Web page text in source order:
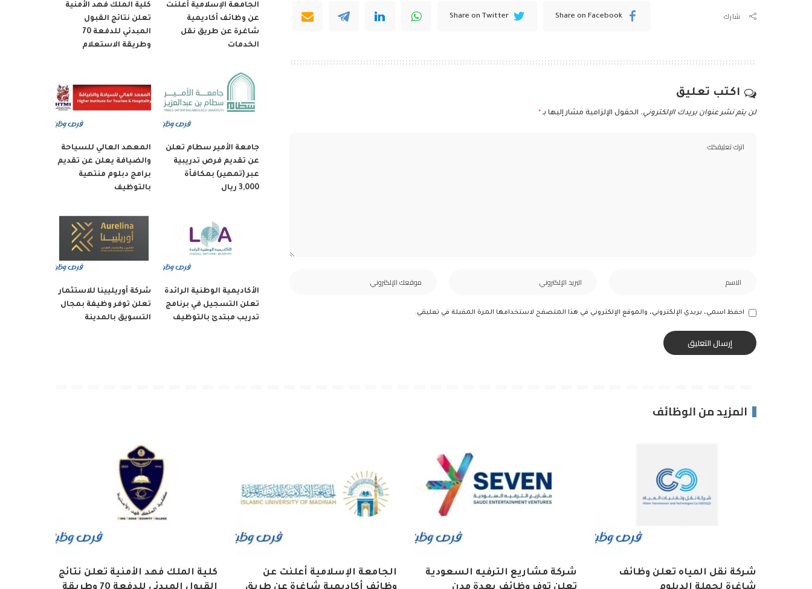
شارك Share on Facebook
Share on Twitter
اكتب تعليق
لن يتم نشر عنوان بريدك الإلكتروني. الحقول الإلزامية مشار إليها بـ *
احفظ اسمي، بريدي الإلكتروني، والموقع الإلكتروني في هذا المتصفح لاستخدامها المرة المقبلة في تعليقي.
الجامعة الإسلامية أعلنت
عن وظائف أكاديمية
شاغرة عن طريق نقل
الخدمات
كلية الملك فهد الأمنية
تعلن نتائج القبول
المبدئي للدفعة 70
وطريقة الاستعلام
جامعة الأمير سطام تعلن
عن تقديم فرص تدريبية
عبر (تمهير) بمكافأة
3,000 ريال
المعهد العالي للسياحة
والضيافة يعلن عن تقديم
برامج دبلوم منتهية
بالتوظيف
الأكاديمية الوطنية الرائدة
تعلن التسجيل في برنامج
تدريب مبتدئ بالتوظيف
شركة أوريليينا للاستثمار
تعلن توفر وظيفة بمجال
التسويق بالمدينة
المزيد من الوظائف
شركة نقل المياه تعلن وظائف
شركة مشاريع الترفيه السعودية
الجامعة الإسلامية أعلنت عن
كلية الملك فهد الأمنية تعلن نتائج